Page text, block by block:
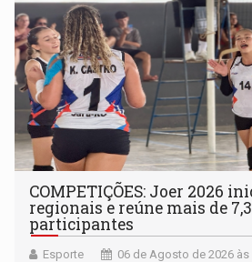
COMPETIÇÕES: Joer 2026
regionais e reúne mais de
participantes
Esporte 06 de Agosto de 2026 às